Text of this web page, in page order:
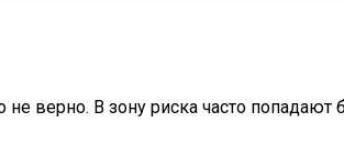
верно. В зону риска часто